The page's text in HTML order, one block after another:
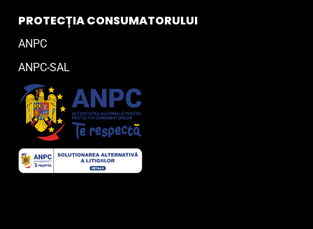
PROTECȚIA CONSUMATORULUI
ANPC
ANPC-SAL